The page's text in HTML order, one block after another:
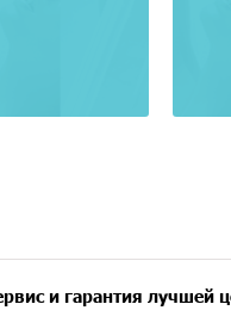
и гарантия лучшей